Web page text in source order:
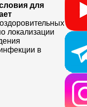
для
локализации
в